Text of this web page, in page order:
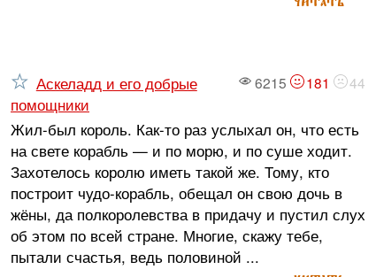
6215 181 44
Аскеладд и его добрые
помощники
Жил-был король. Как-то раз услыхал он, что есть
на свете корабль — и по морю, и по суше ходит.
Захотелось королю иметь такой же. Тому, кто
построит чудо-корабль, обещал он свою дочь в
жёны, да полкоролевства в придачу и пустил слух
об этом по всей стране. Многие, скажу тебе,
пытали счастья, ведь половиной ...